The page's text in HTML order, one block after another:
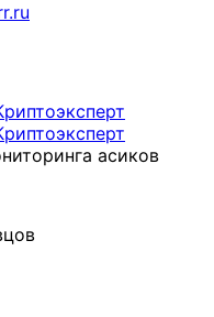
асиков